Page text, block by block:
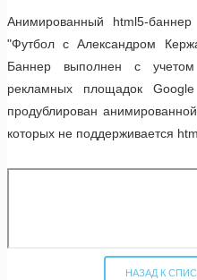
Анимированный html5-
"Футбол с Александром
Баннер выполнен с учетом
рекламных площадок
продублирован
которых не поддерживается
НАЗАД К